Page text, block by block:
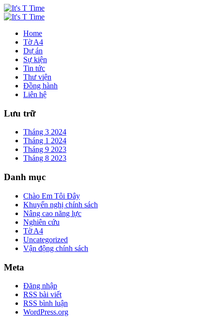
Home
Tờ A4
Dự án
Sự kiện
Tin tức
Thư viện
Đồng hành
Liên hệ
Lưu trữ
Tháng 3 2024
Tháng 1 2024
Tháng 9 2023
Tháng 8 2023
Danh mục
Chào Em Tôi Đây
Khuyến nghị chính sách
Nâng cao năng lực
Nghiên cứu
Tờ A4
Uncategorized
Vận động chính sách
Meta
Đăng nhập
RSS bài viết
RSS bình luận
WordPress.org